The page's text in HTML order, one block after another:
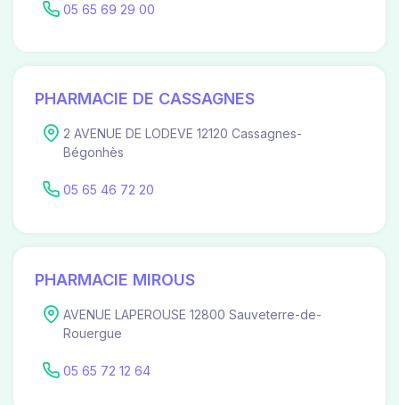
05 65 69 29 00
PHARMACIE DE CASSAGNES
2 AVENUE DE LODEVE 12120 Cassagnes-
Bégonhès
05 65 46 72 20
PHARMACIE MIROUS
AVENUE LAPEROUSE 12800 Sauveterre-de-
Rouergue
05 65 72 12 64